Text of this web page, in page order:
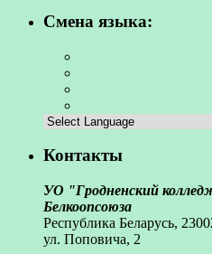
Смена языка:
Контакты
УО "Гродненский
Белкоопсоюза
Республика Беларусь,
ул. Поповича, 2